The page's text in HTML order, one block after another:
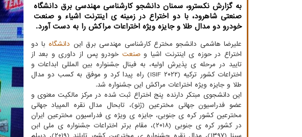
به گزارش نکسترو، سمنان دانشجو کارشناسی مهندسی برق دانشگاه
صنعتی شاهرود، با دو اختراع در زمینه ی اینترنت اشیاء و صنعت
خودرو دو مدال طلا و جایزه ویژه اختراعات مراکش را به دست آورد.
علیرضا هاشمی دانشجو مخترع کارشناسی مهندسی برق این دانشگاه با دو
اختراع در حوزه ی اینترنت اشیا وصنعت خودرو پس از داوری و بعد از
تایید در مرحله ی پذیرش اولیه، به فینال جشنواره بین المللی ابداعات و
اختراعات کشور ترکیه (ISIF ۲۰۲۲) راه پیدا کرد و موفق به کسب دو مدال
طلا و جایزه ویژه اختراعات مراکش این جشنواره شد.
این دانشجوی مبتکر دارنده پنج اختراع ثبت شده در مرکز مالکیت معنوی و
عضو فدراسیون جهانی مخترعین (ژنو)، تابحال مدال نقره المپیاد جهانی
مخترعین کشور کره ی جنوبی، جایزه ی ویژه ی فدراسیون مخترعین ایران
در کشور کره ی جنوبی (۲۰۱۸)، مقام برتر اختراعات جشنواره ی ملی ابن